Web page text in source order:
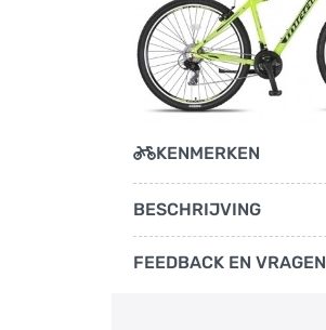
KENMERKEN
BESCHRIJVING
FEEDBACK EN VRAGEN